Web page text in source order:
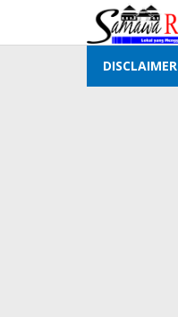
konten
DISCLAIMER